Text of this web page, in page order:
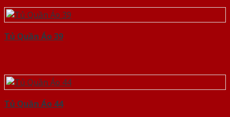
Tủ Quần Áo 39
Tủ Quần Áo 44